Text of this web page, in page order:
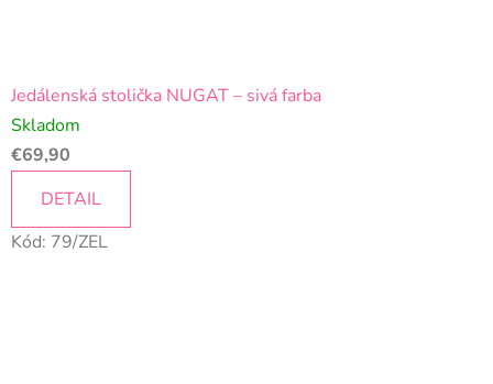
Jedálenská stolička NUGAT – sivá farba
Skladom
€69,90
DETAIL
Kód: 79/ZEL